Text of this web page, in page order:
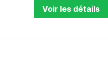
Voir les détails